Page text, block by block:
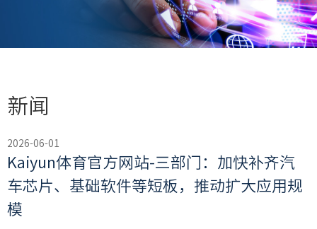
新闻
2026-06-01
Kaiyun体育官方网站-三部门：加快补齐汽
车芯片、基础软件等短板，推动扩大应用规
模